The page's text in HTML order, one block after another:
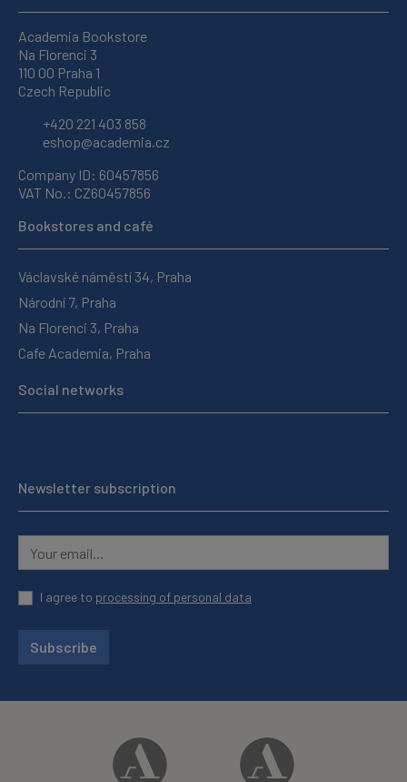
Academia Bookstore
Na Florenci 3
110 00 Praha 1
Czech Republic
+420 221 403 858
eshop@academia.cz
Company ID: 60457856
VAT No.: CZ60457856
Bookstores and café
Václavské náměstí 34, Praha
Národní 7, Praha
Na Florenci 3, Praha
Cafe Academia, Praha
Social networks
Newsletter subscription
I agree to processing of personal data
Subscribe